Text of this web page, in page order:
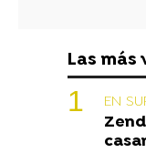
Las más
EN